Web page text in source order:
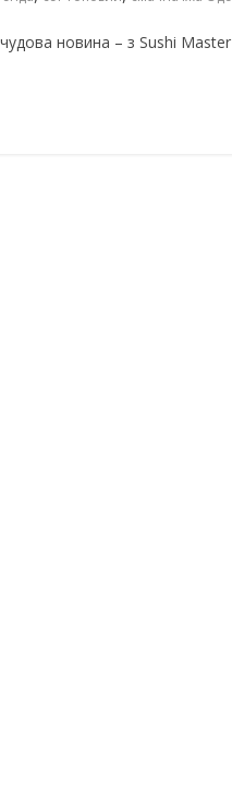
новина – з Sushi